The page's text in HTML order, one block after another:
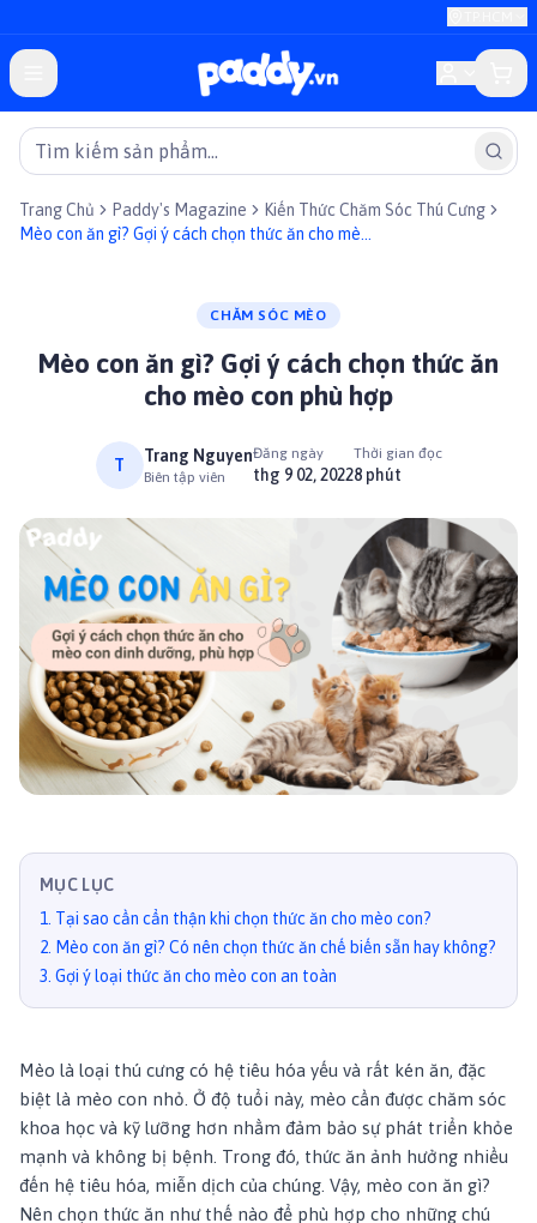
Trang Chủ Paddy's Magazine
Kiến Thức Chăm Sóc Thú Cưng
Mèo con ăn gì? Gợi ý cách chọn thức ăn cho mèo
CHĂM SÓC MÈO
Mèo con ăn gì? Gợi ý cách chọn thức ăn
cho mèo con phù hợp
T Trang Nguyen
Biên tập viên
Đăng ngày
thg 9 02, 2022
Thời gian đọc
8 phút
MỤC LỤC
1 Tại sao cần cẩn thận khi chọn thức ăn cho mèo con?
2 Mèo con ăn gì? Có nên chọn thức ăn chế biến sẵn hay không?
3 Gợi ý loại thức ăn cho mèo con an toàn
Mèo là loại thú cưng có hệ tiêu hóa yếu và rất kén ăn, đặc
biệt là mèo con nhỏ. Ở độ tuổi này, mèo cần được chăm sóc
khoa học và kỹ lưỡng hơn nhằm đảm bảo sự phát triển khỏe
mạnh và không bị bệnh. Trong đó, thức ăn ảnh hưởng nhiều
đến hệ tiêu hóa, miễn dịch của chúng. Vậy, mèo con ăn gì?
Nên chọn thức ăn như thế nào để phù hợp cho những chú